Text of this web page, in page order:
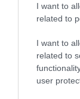
I want to
related to
I want to
related to
user